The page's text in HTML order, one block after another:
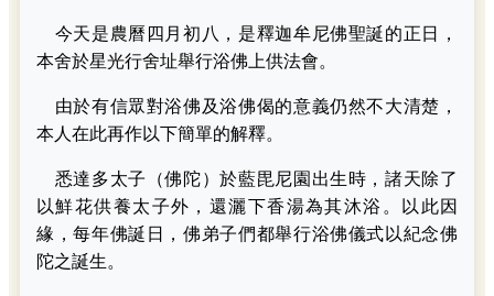
今天是農曆四月初八，是釋迦牟尼佛聖誕的正日，
本舍於星光行舍址舉行浴佛上供法會。
由於有信眾對浴佛及浴佛偈的意義仍然不大清楚，
本人在此再作以下簡單的解釋。
悉達多太子（佛陀）於藍毘尼園出生時，諸天除了
以鮮花供養太子外，還灑下香湯為其沐浴。以此因
緣，每年佛誕日，佛弟子們都舉行浴佛儀式以紀念佛
陀之誕生。